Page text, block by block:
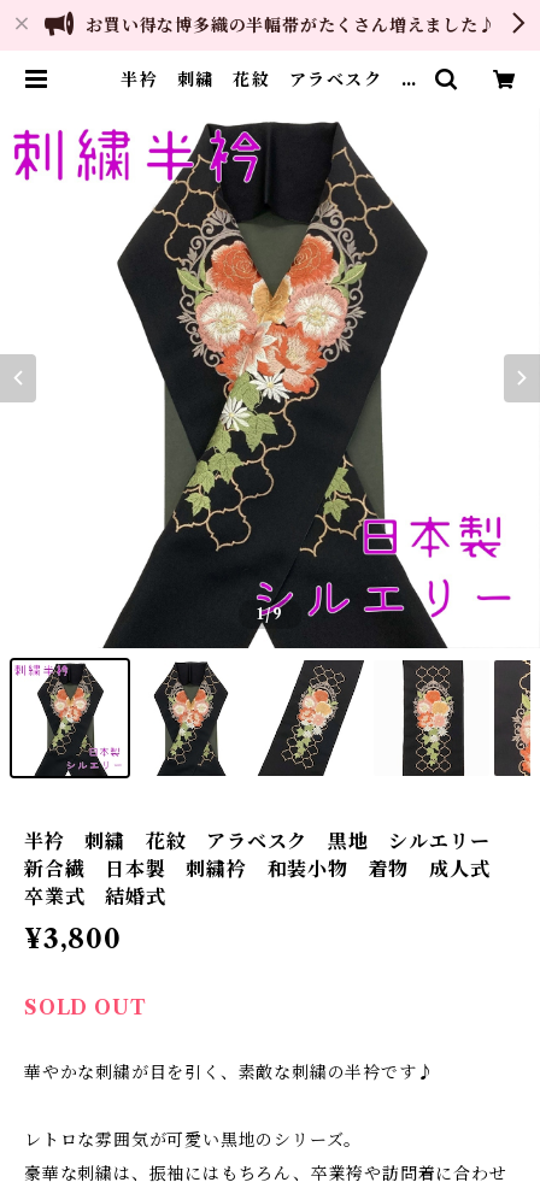
お買い得な博多織の半幅帯がたくさん増えました♪
半衿 刺繍 花紋 アラベスク 黒
刺繍衿 和装小物 着物 成人式
卒業式 結婚式 | ご縁や 着物・
帯・和装小物 呉服問屋 直販サイ
1/9
半衿 刺繍 花紋 アラベスク 黒地 シルエリー
新合繊 日本製 刺繍衿 和装小物 着物 成人式
卒業式 結婚式
¥3,800
SOLD OUT
華やかな刺繍が目を引く、素敵な刺繍の半衿です♪
レトロな雰囲気が可愛い黒地のシリーズ。
豪華な刺繍は、振袖にはもちろん、卒業袴や訪問着に合わせ